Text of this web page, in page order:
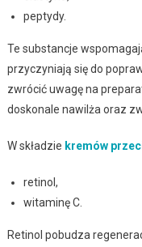
peptydy.
Te substancje
przyczyniają się do
zwrócić uwagę na
doskonale nawilża oraz
W składzie kremów
retinol,
witaminę C.
Retinol pobudza